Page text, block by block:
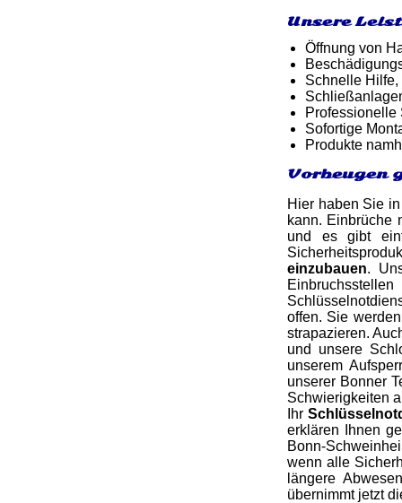
Unsere
Öffnung von
Schnelle Hilfe,
Professionelle
Sofortige
Produkte
Vorbeugen
Hier haben Sie
kann. Einbrüche
und es gibt
einzubauen.
offen. Sie
strapazieren.
und unsere
unserem
unserer Bonner
Schwierigkeiten
Ihr
erklären Ihnen
Bonn-
wenn alle
längere
übernimmt jetzt